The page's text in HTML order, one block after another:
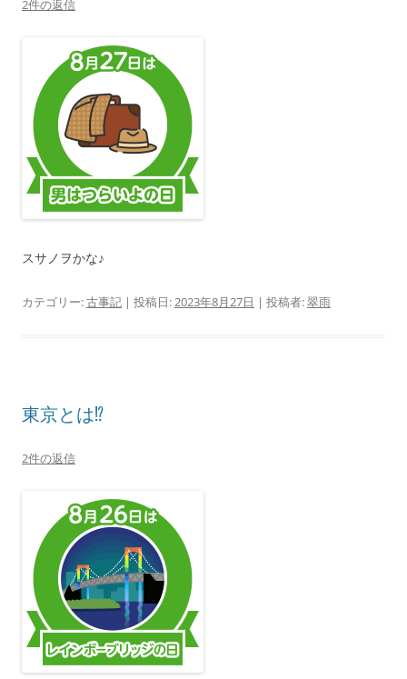
2件の返信
スサノヲかな♪
カテゴリー:古事記 | 投稿日:2023年8月27日 | 投稿者:翠雨
東京とは⁉
2件の返信